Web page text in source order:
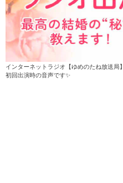
インターネットラジオ【ゆめのたね放送局】
初回出演時の音声です✨